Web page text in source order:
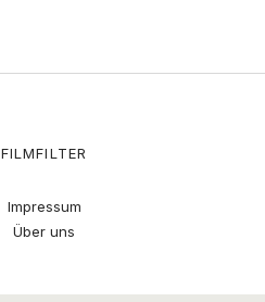
FILMFILTER
Impressum
Über uns